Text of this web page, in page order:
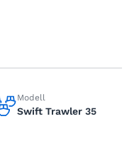
Modell
Swift Trawler 35